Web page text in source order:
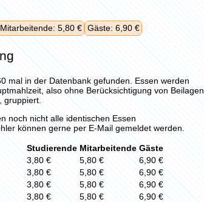
Mitarbeitende: 5,80 € Gäste: 6,90 €
mal in der Datenbank gefunden. Essen werden
also ohne Berücksichtigung von Beilagen
gruppiert.
noch nicht alle identischen Essen
können gerne per E-Mail gemeldet werden.
Studierende Mitarbeitende Gäste
3,80 € 5,80 €
6,90 €
3,80 € 5,80 €
6,90 €
3,80 € 5,80 €
6,90 €
3,80 € 5,80 €
6,90 €